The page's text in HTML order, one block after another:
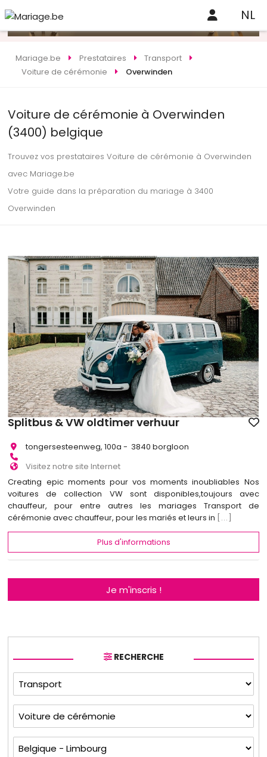
NL
Mariage.be Prestataires
Transport
Voiture de cérémonie
Overwinden
Voiture de cérémonie à Overwinden
(3400) belgique
Trouvez vos prestataires Voiture de cérémonie à Overwinden
avec Mariage.be
Votre guide dans la préparation du mariage à 3400
Overwinden
Splitbus & VW oldtimer verhuur
tongersesteenweg, 100a - 3840 borgloon
Visitez notre site Internet
Creating epic moments pour vos moments inoubliables Nos
voitures de collection VW sont disponibles,toujours avec
chauffeur, pour entre autres les mariages Transport de
cérémonie avec chauffeur, pour les mariés et leurs in
[...]
Plus d'informations
Je m'inscris !
RECHERCHE